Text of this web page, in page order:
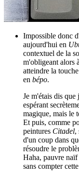
Impossible donc
aujourd'hui en
contextuel de la
m'obligeant alors
atteindre la
en bépo.
Je m'étais dis
espérant
magique, mais le
Et puis, comme
peintures Citadel,
d'un coup dans
résoudre le
Haha, pauvre naïf
sans compter